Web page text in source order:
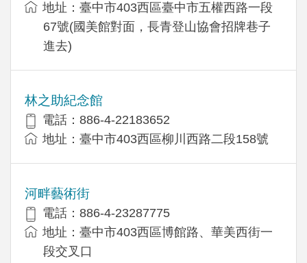
地址：臺中市403西區臺中市五權西路一段
67號(國美館對面，長青登山協會招牌巷子
進去)
林之助紀念館
電話：886-4-22183652
地址：臺中市403西區柳川西路二段158號
河畔藝術街
電話：886-4-23287775
地址：臺中市403西區博館路、華美西街一
段交叉口